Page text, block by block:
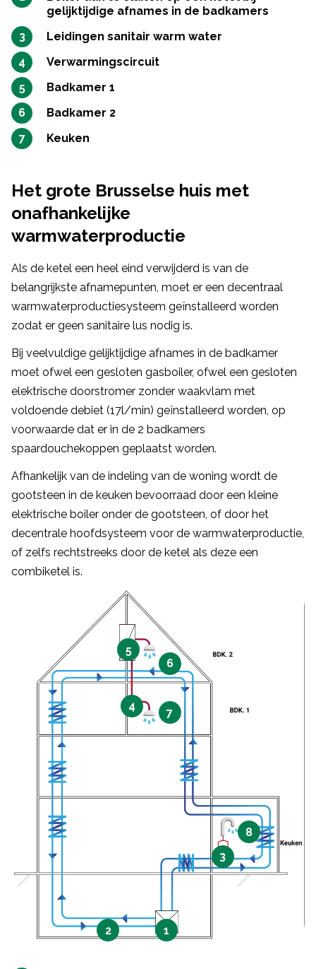
gelijktijdige afnames in de badkamers
Leidingen sanitair warm water
Verwarmingscircuit
Badkamer 1
Badkamer 2
Keuken
Het grote Brusselse huis met
onafhankelijke
warmwaterproductie
Als de ketel een heel eind verwijderd is van de
belangrijkste afnamepunten, moet er een decentraal
warmwaterproductiesysteem geïnstalleerd worden
zodat er geen sanitaire lus nodig is.
Bij veelvuldige gelijktijdige afnames in de badkamer
moet ofwel een gesloten gasboiler, ofwel een gesloten
elektrische doorstromer zonder waakvlam met
voldoende debiet (17l/min) geïnstalleerd worden, op
voorwaarde dat er in de 2 badkamers
spaardouchekoppen geplaatst worden.
Afhankelijk van de indeling van de woning wordt de
gootsteen in de keuken bevoorraad door een kleine
elektrische boiler onder de gootsteen, of door het
decentrale hoofdsysteem voor de warmwaterproductie,
of zelfs rechtstreeks door de ketel als deze een
combiketel is.
1
2
3
4
5
6
7
8